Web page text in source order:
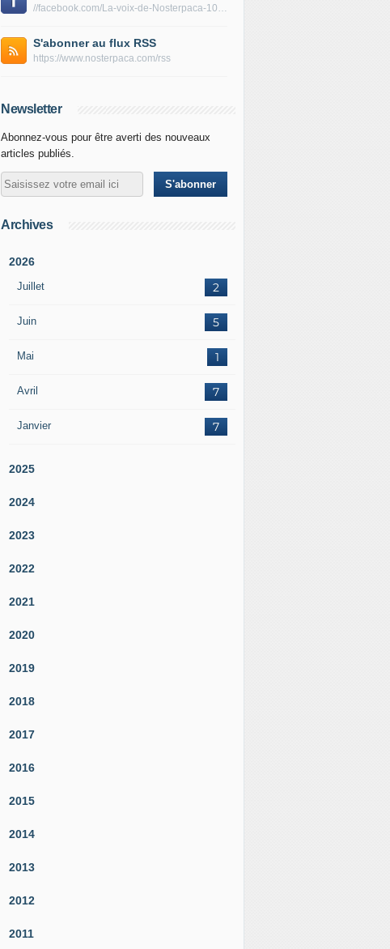
//facebook.com/La-voix-de-Nosterpaca-106434384284735
S'abonner au flux RSS
https://www.nosterpaca.com/rss
Newsletter
Abonnez-vous pour être averti des nouveaux
articles publiés.
Archives
2026
Juillet 2
Juin 5
Mai 1
Avril 7
Janvier 7
2025
2024
2023
2022
2021
2020
2019
2018
2017
2016
2015
2014
2013
2012
2011